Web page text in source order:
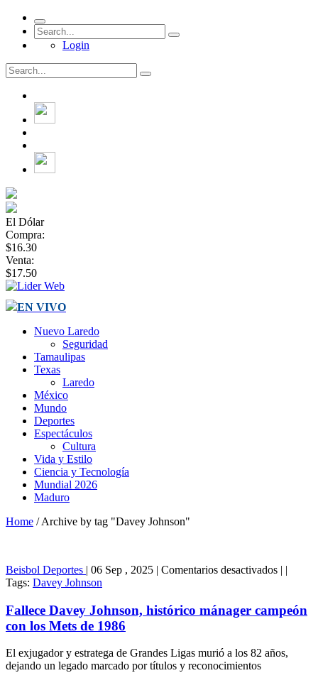
Login
El Dólar
Compra:
$16.30
Venta:
$17.50
EN VIVO
Nuevo Laredo
Seguridad
Tamaulipas
Texas
Laredo
México
Mundo
Deportes
Espectáculos
Cultura
Vida y Estilo
Ciencia y Tecnología
Mundial 2026
Maduro
Home / Archive by tag "Davey Johnson"
Beisbol Deportes | 06 Sep , 2025 | Comentarios desactivadosen
Johnson,
histórico
con
| |
Tags: Davey Johnson
Fallece Davey Johnson, histórico mánager campeón
con los Mets de 1986
El exjugador y estratega de Grandes Ligas murió a los 82 años,
dejando un legado marcado por títulos y reconocimientos